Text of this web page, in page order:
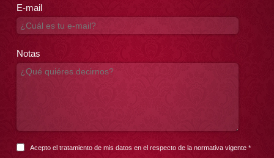
E-mail
Notas
Acepto el tratamiento de mis datos en el respecto de la normativa vigente*